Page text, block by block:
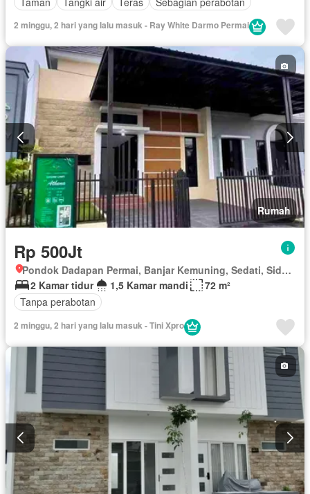
2 minggu, 2 hari yang lalu masuk - Ray White Darmo Permai
Rumah
Rp 500Jt
Pondok Dadapan Permai, Banjar Kemuning, Sedati, Sidoarjo, Jawa Timur
2 Kamar tidur
1,5 Kamar mandi
72 m²
Tanpa perabotan
2 minggu, 2 hari yang lalu masuk - Tini Xpro